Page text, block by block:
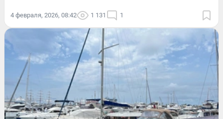
4 февраля, 2026, 08:42 1 131 1